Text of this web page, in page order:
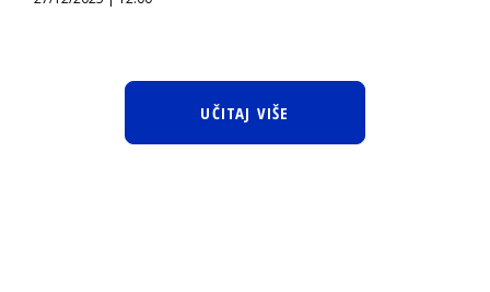
UČITAJ VIŠE